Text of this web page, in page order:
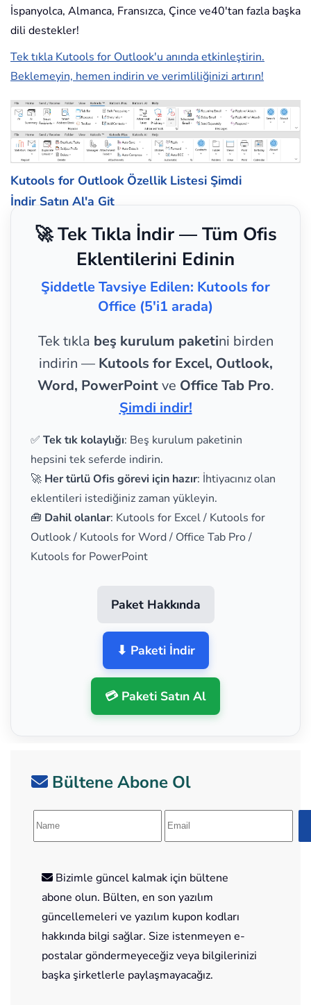
İspanyolca, Almanca, Fransızca, Çince ve40'tan fazla başka
dili destekler!
Tek tıkla Kutools for Outlook'u anında etkinleştirin.
Beklemeyin, hemen indirin ve verimliliğinizi artırın!
Kutools for Outlook Özellik Listesi Şimdi
İndir Satın Al'a Git
🚀 Tek Tıkla İndir — Tüm Ofis
Eklentilerini Edinin
Şiddetle Tavsiye Edilen: Kutools for
Office (5'i1 arada)
Tek tıkla beş kurulum paketini birden
indirin — Kutools for Excel, Outlook,
Word, PowerPointve Office Tab Pro.
Şimdi indir!
✅ Tek tık kolaylığı: Beş kurulum paketinin
hepsini tek seferde indirin.
🚀 Her türlü Ofis görevi için hazır: İhtiyacınız olan
eklentileri istediğiniz zaman yükleyin.
🧰 Dahil olanlar: Kutools for Excel / Kutools for
Outlook / Kutools for Word / Office Tab Pro /
Kutools for PowerPoint
Paket Hakkında
⬇ Paketi İndir
💳 Paketi Satın Al
Bültene Abone Ol
Bizimle güncel kalmak için bültene
abone olun. Bülten, en son yazılım
güncellemeleri ve yazılım kupon kodları
hakkında bilgi sağlar. Size istenmeyen e-
postalar göndermeyeceğiz veya bilgilerinizi
başka şirketlerle paylaşmayacağız.